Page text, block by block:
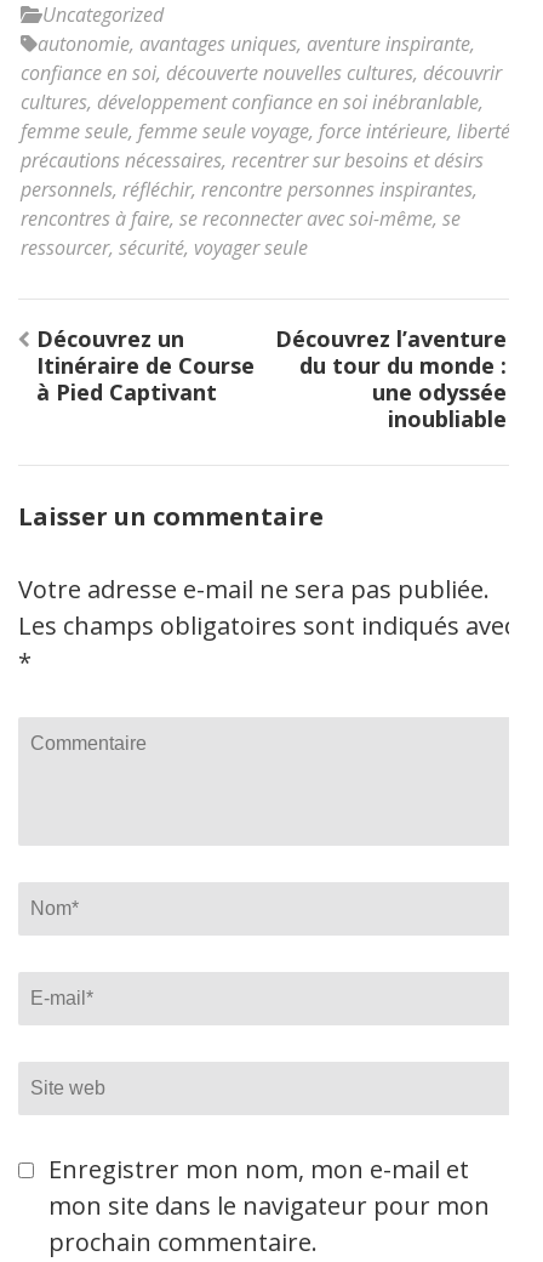
Uncategorized
autonomie, avantages uniques, aventure inspirante,
confiance en soi, découverte nouvelles cultures, découvrir
cultures, développement confiance en soi inébranlable,
femme seule, femme seule voyage, force intérieure, liberté
précautions nécessaires, recentrer sur besoins et désirs
personnels, réfléchir, rencontre personnes inspirantes,
rencontres à faire, se reconnecter avec soi-même, se
ressourcer, sécurité, voyager seule
Navigation
de
l’article
Découvrez un
Itinéraire de Course
à Pied Captivant
Découvrez l’aventure
du tour du monde :
une odyssée
inoubliable
Laisser un commentaire
Votre adresse e-mail ne sera pas publiée.
Les champs obligatoires sont indiqués avec
*
Commentaire
Name
Email*
Site
web
Enregistrer mon nom, mon e-mail et
mon site dans le navigateur pour mon
prochain commentaire.